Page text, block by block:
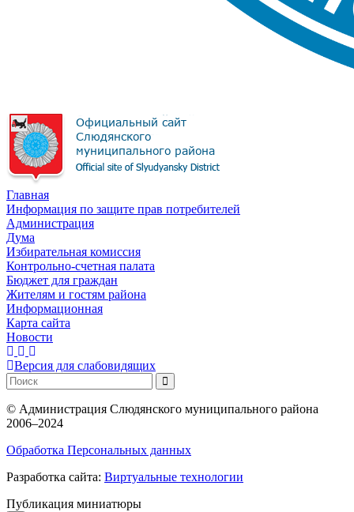
Главная
Информация по защите прав потребителей
Администрация
Дума
Избирательная комиссия
Контрольно-счетная палата
Бюджет для граждан
Жителям и гостям района
Информационная
Карта сайта
Новости
Версия для слабовидящих
© Администрация Слюдянского муниципального района
2006–2024
Обработка Персональных данных
Разработка сайта: Виртуальные технологии
Публикация миниатюры